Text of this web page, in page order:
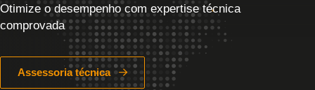
Otimize o desempenho com expertise técnica
comprovada
Assessoria técnica